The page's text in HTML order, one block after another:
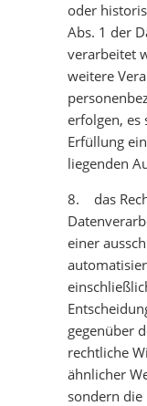
oder
Abs. 1 der
verarbeitet
weitere
erfolgen, es
Erfüllung
liegenden
8. das
einer
gegenüber
rechtliche
ähnlicher
sondern die